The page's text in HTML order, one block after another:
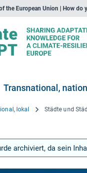
the European Union | How do
Transnational,
lokal Städte und
archiviert, da sein